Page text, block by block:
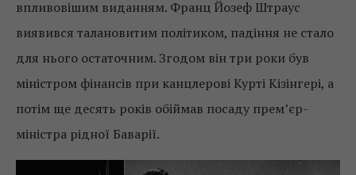
впливовішим виданням. Франц Йозеф Штраус
виявився талановитим політиком, падіння не стало
для нього остаточним. Згодом він три роки був
міністром фінансів при канцлерові Курті Кізінгері, а
потім ще десять років обіймав посаду прем’єр-
міністра рідної Баварії.